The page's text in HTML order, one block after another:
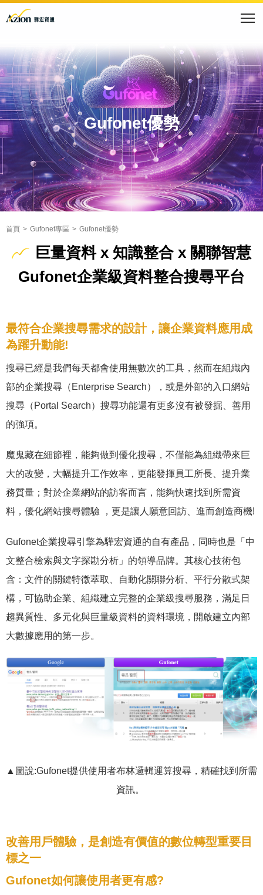
Gufonet優勢
首頁 Gufonet專區 Gufonet優勢
巨量資料 x 知識整合 x 關聯智慧
Gufonet企業級資料整合搜尋平台
最符合企業搜尋需求的設計，讓企業資料應用成
為躍升動能!
搜尋已經是我們每天都會使用無數次的工具，然而在組織內
部的企業搜尋（Enterprise Search），或是外部的入口網站
搜尋（Portal Search）搜尋功能還有更多沒有被發掘、善用
的強項。
魔鬼藏在細節裡，能夠做到優化搜尋，不僅能為組織帶來巨
大的改變，大幅提升工作效率，更能發揮員工所長、提升業
務質量；對於企業網站的訪客而言，能夠快速找到所需資
料，優化網站搜尋體驗 ，更是讓人願意回訪、進而創造商機!
Gufonet企業搜尋引擎為驊宏資通的自有產品，同時也是「中
文整合檢索與文字探勘分析」的領導品牌。其核心技術包
含：文件的關鍵特徵萃取、自動化關聯分析、平行分散式架
構，可協助企業、組織建立完整的企業級搜尋服務，滿足日
趨異質性、多元化與巨量級資料的資料環境，開啟建立內部
大數據應用的第一步。
▲圖說:Gufonet提供使用者布林邏輯運算搜尋，精確找到所需
資訊。
改善用戶體驗，是創造有價值的數位轉型重要目
標之一
Gufonet如何讓使用者更有感?